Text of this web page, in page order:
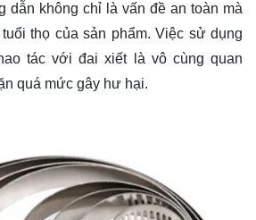
dẫn không chỉ là vấn đề an toàn mà
thọ của sản phẩm. Việc sử dụng
tác với đai xiết là vô cùng quan
quá mức gây hư hại.